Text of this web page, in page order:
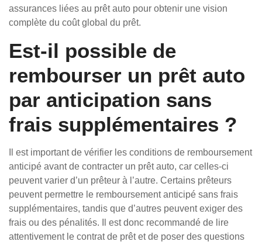
assurances liées au prêt auto pour obtenir une vision
complète du coût global du prêt.
Est-il possible de
rembourser un prêt auto
par anticipation sans
frais supplémentaires ?
Il est important de vérifier les conditions de remboursement
anticipé avant de contracter un prêt auto, car celles-ci
peuvent varier d’un prêteur à l’autre. Certains prêteurs
peuvent permettre le remboursement anticipé sans frais
supplémentaires, tandis que d’autres peuvent exiger des
frais ou des pénalités. Il est donc recommandé de lire
attentivement le contrat de prêt et de poser des questions